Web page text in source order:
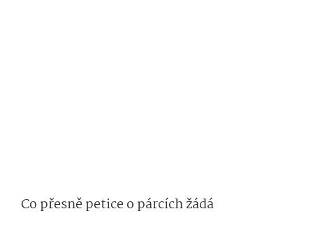
Co přesně petice o párcích žádá